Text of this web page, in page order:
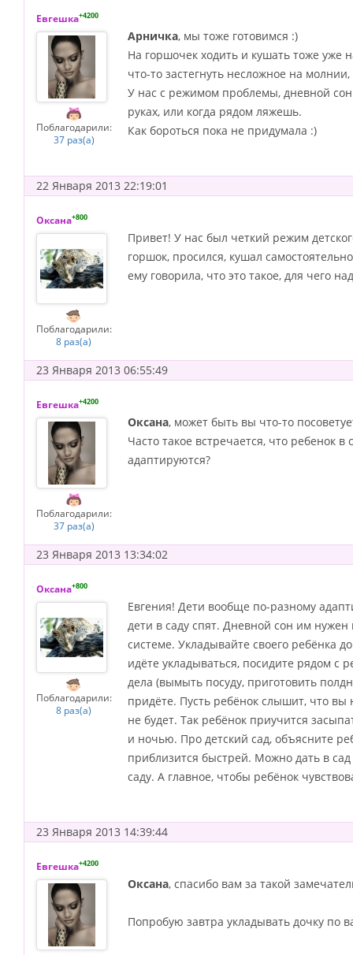
Евгешка+4200
Поблагодарили:
37 раз(а)
Арничка, мы тоже готовимся :)
На горшочек ходить и кушать тоже уже
что-то застегнуть несложное на
У нас с режимом проблемы, дневной сон
руках, или когда рядом ляжешь.
Как бороться пока не придумала :)
22 Января 2013 22:19:01
Оксана+800
Поблагодарили:
8 раз(а)
Привет! У нас был четкий режим
горшок, просился, кушал
ему говорила, что это такое, для чего
23 Января 2013 06:55:49
Евгешка+4200
Поблагодарили:
37 раз(а)
Оксана, может быть вы что-то
Часто такое встречается, что ребенок
адаптируются?
23 Января 2013 13:34:02
Оксана+800
Поблагодарили:
8 раз(а)
Евгения! Дети вообще по-разному
дети в саду спят. Дневной сон им нужен
системе. Укладывайте своего ребёнка
идёте укладываться, посидите рядом с
дела (вымыть посуду, приготовить
придёте. Пусть ребёнок слышит, что вы
не будет. Так ребёнок приучится
и ночью. Про детский сад, объясните
приблизится быстрей. Можно дать в
саду. А главное, чтобы ребёнок
23 Января 2013 14:39:44
Евгешка+4200
Оксана, спасибо вам за такой
Попробую завтра укладывать дочку по